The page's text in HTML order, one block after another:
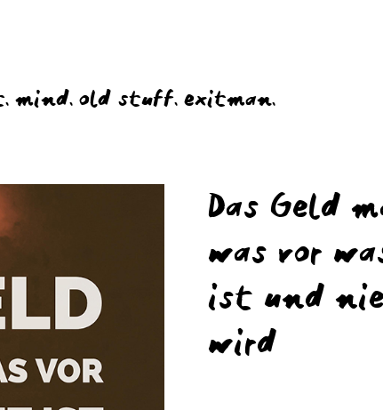
mind.old stuff.exitman.
Das Geld
was vor
ist und
wird